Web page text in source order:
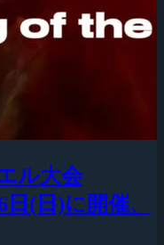
ル大会
日(日)に開催、